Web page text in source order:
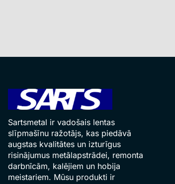
Sartsmetal ir vadošais lentas
slīpmašīnu ražotājs, kas piedāvā
augstas kvalitātes un izturīgus
risinājumus metālapstrādei, remonta
darbnīcām, kalējiem un hobija
meistariem. Mūsu produkti ir